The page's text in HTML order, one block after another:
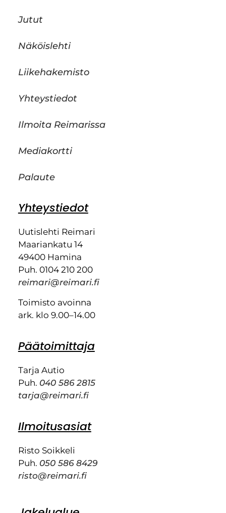
Jutut
Näköislehti
Liikehakemisto
Yhteystiedot
Ilmoita Reimarissa
Mediakortti
Palaute
Yhteystiedot
Uutislehti Reimari
Maariankatu 14
49400 Hamina
Puh. 0104 210 200
reimari@reimari.fi
Toimisto avoinna
ark. klo 9.00–14.00
Päätoimittaja
Tarja Autio
Puh. 040 586 2815
tarja@reimari.fi
Ilmoitusasiat
Risto Soikkeli
Puh. 050 586 8429
risto@reimari.fi